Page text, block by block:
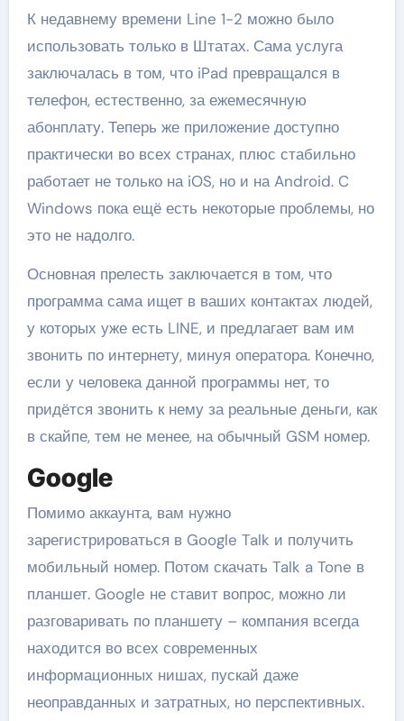
К недавнему времени Line 1-2 можно было
использовать только в Штатах. Сама услуга
заключалась в том, что iPad превращался в
телефон, естественно, за ежемесячную
абонплату. Теперь же приложение доступно
практически во всех странах, плюс стабильно
работает не только на iOS, но и на Android. C
Windows пока ещё есть некоторые проблемы, но
это не надолго.
Основная прелесть заключается в том, что
программа сама ищет в ваших контактах людей,
у которых уже есть LINE, и предлагает вам им
звонить по интернету, минуя оператора. Конечно,
если у человека данной программы нет, то
придётся звонить к нему за реальные деньги, как
в скайпе, тем не менее, на обычный GSM номер.
Google
Помимо аккаунта, вам нужно
зарегистрироваться в Google Talk и получить
мобильный номер. Потом скачать Talk a Tone в
планшет. Google не ставит вопрос, можно ли
разговаривать по планшету – компания всегда
находится во всех современных
информационных нишах, пускай даже
неоправданных и затратных, но перспективных.